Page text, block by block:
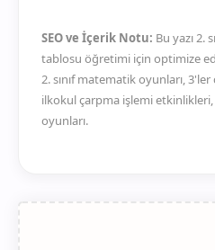
SEO ve İçerik Notu: Bu yazı 2.
tablosu öğretimi için optimize
2. sınıf matematik oyunları,
ilkokul çarpma işlemi
oyunları.